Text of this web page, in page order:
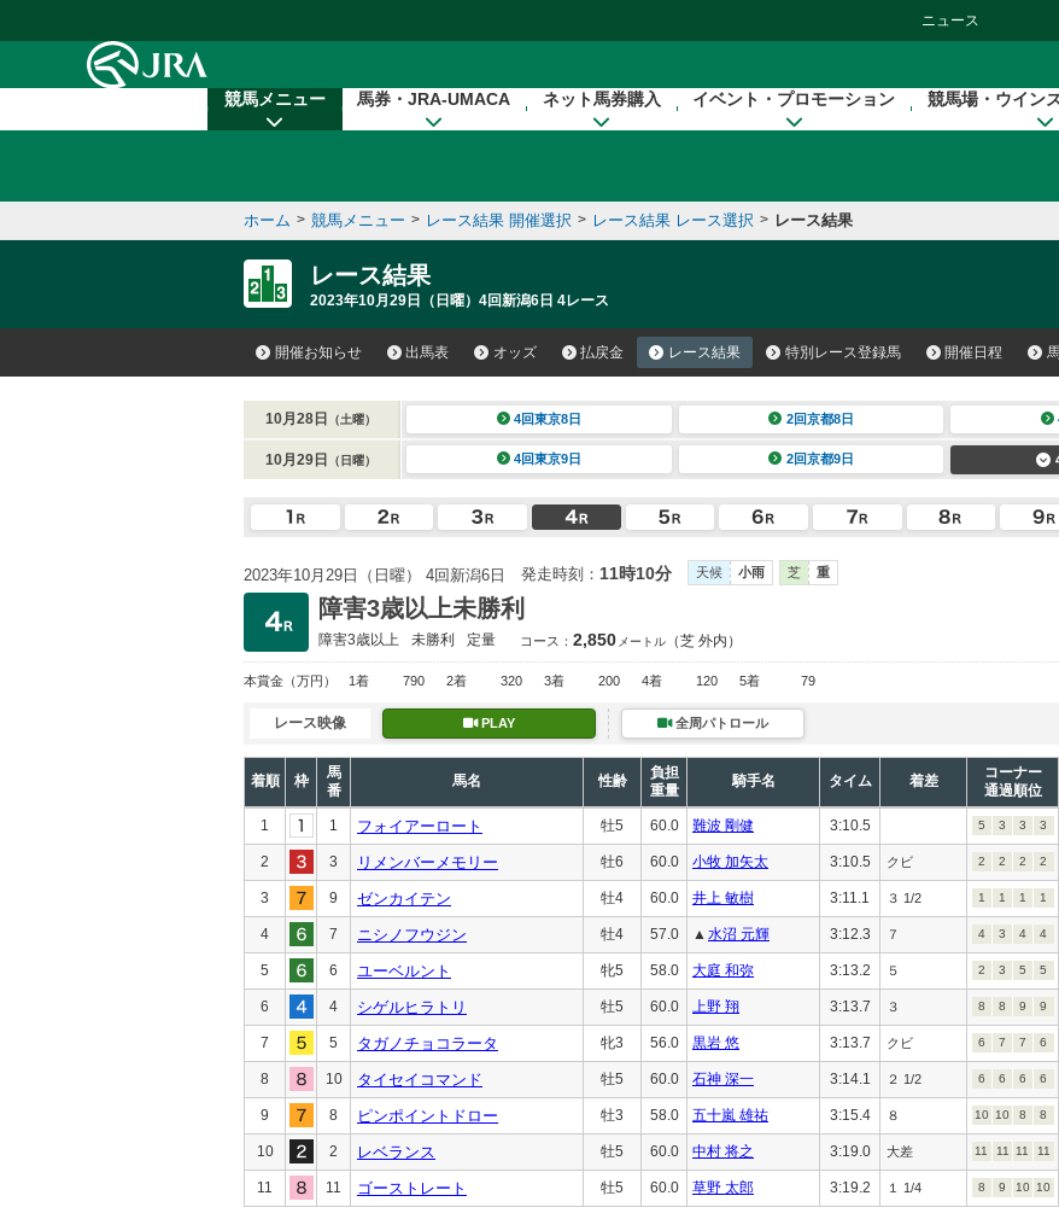
ニュース
競馬メニュー 馬券・JRA-UMACA ネット馬券購入 イベント・プロモーション 競馬場・ウイン
ホーム > 競馬メニュー > レース結果 開催選択 > レース結果 レース選択 > レース結果
レース結果
2023年10月29日（日曜）4回新潟6日 4レース
開催お知らせ 出馬表 オッズ 払戻金 レース結果 特別レース登録馬 開催日程
10月28日 （土曜） 4回東京8日 2回京都8日
10月29日 （日曜） 4回東京9日 2回京都9日
2023年10月29日（日曜） 4回新潟6日 発走時刻： 11時10分 天候 小雨 芝 重
障害3歳以上未勝利
障害3歳以上 未勝利 定量 コース： 2,850 メートル （芝 外内）
本賞金 （万円） 1着 790 2着 320 3着 200 4着 120 5着 79
レース映像 PLAY 全周パトロール
着順 枠
馬
番
馬名 性齢
負担
重量
騎手名 タイム 着差
コーナー
通過順位
1 1 フォイアーロート 牡5 60.0 難波 剛健 3:10.5 5 3 3 3
2 3 リメンバーメモリー 牡6 60.0 小牧 加矢太 3:10.5 クビ 2 2 2 2
3 9 ゼンカイテン 牡4 60.0 井上 敏樹 3:11.1 ３ 1/2 1 1 1 1
4 7 ニシノフウジン 牡4 57.0 ▲ 水沼 元輝 3:12.3 ７ 4 3 4 4
5 6 ユーベルント 牝5 58.0 大庭 和弥 3:13.2 ５ 2 3 5 5
6 4 シゲルヒラトリ 牡5 60.0 上野 翔 3:13.7 ３ 8 8 9 9
7 5 タガノチョコラータ 牝3 56.0 黒岩 悠 3:13.7 クビ 6 7 7 6
8 10 タイセイコマンド 牡5 60.0 石神 深一 3:14.1 ２ 1/2 6 6 6 6
9 8 ピンポイントドロー 牡3 58.0 五十嵐 雄祐 3:15.4 ８ 10 10 8 8
10 2 レベランス 牡5 60.0 中村 将之 3:19.0 大差 11 11 11 11
11 11 ゴーストレート 牡5 60.0 草野 太郎 3:19.2 １ 1/4 8 9 10 10